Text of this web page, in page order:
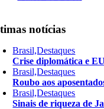
notícias
Brasil,Destaques
Crise diplomática e
Brasil,Destaques
Roubo aos
Brasil,Destaques
Sinais de riqueza de